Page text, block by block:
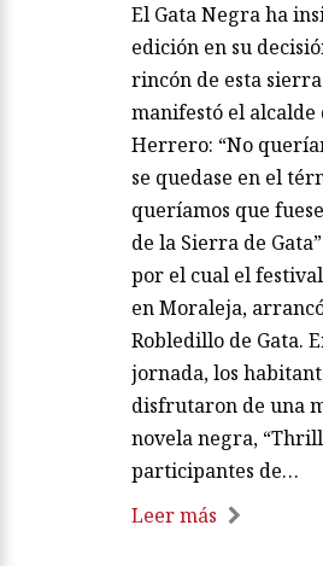
El Gata Negra ha
edición en su
rincón de esta
manifestó el alcalde
Herrero: “No
se quedase en el
queríamos que
de la Sierra de
por el cual el
en Moraleja,
Robledillo de Gata.
jornada, los
disfrutaron de una
novela negra,
participantes de…
Leer más